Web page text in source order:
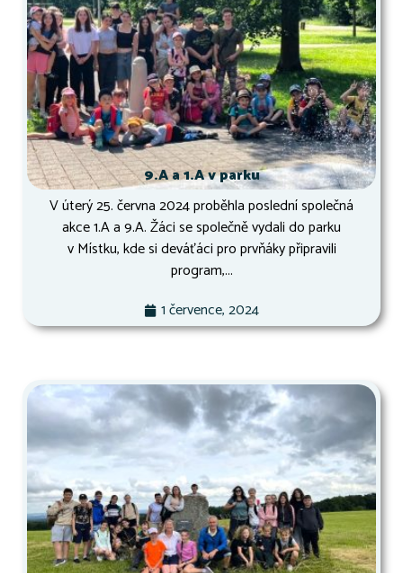
9.A a 1.A v parku
V úterý 25. června 2024 proběhla poslední společná
akce 1.A a 9.A. Žáci se společně vydali do parku
v Místku, kde si deváťáci pro prvňáky připravili
program,...
1 července, 2024